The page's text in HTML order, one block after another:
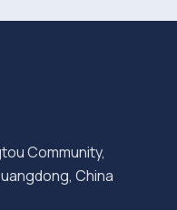
Community,
China